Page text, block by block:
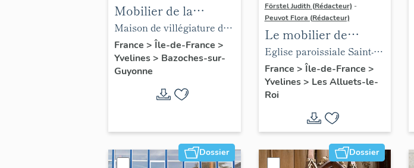
Mobilier de la
maison Louis Carré
Maison de villégiature dite
maison Louis Carré
France > Île-de-France >
Yvelines> Bazoches-sur-
Guyonne
Förstel Judith (Rédacteur) -
Peuvot Flora (Rédacteur)
Le mobilier de
l'église paroissiale
Saint-Nicolas
Eglise paroissiale Saint-
Nicolas
France > Île-de-France >
Yvelines> Les Alluets-le-
Roi
Dossier Dossier